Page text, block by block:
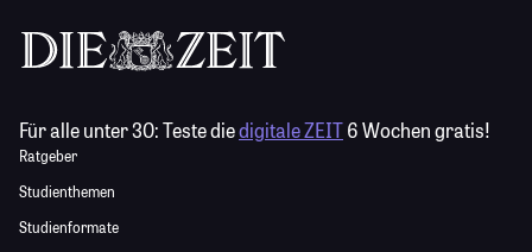
Für alle unter 30:Teste diedigitale ZEIT6 Wochen gratis!
Ratgeber
Studienthemen
Studienformate